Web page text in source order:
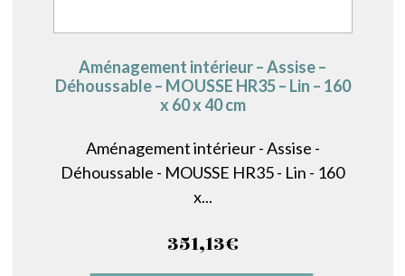
Aménagement intérieur – Assise –
Déhoussable – MOUSSE HR35 – Lin – 160
x 60 x 40 cm
Aménagement intérieur - Assise -
Déhoussable - MOUSSE HR35 - Lin - 160
x...
351,13€